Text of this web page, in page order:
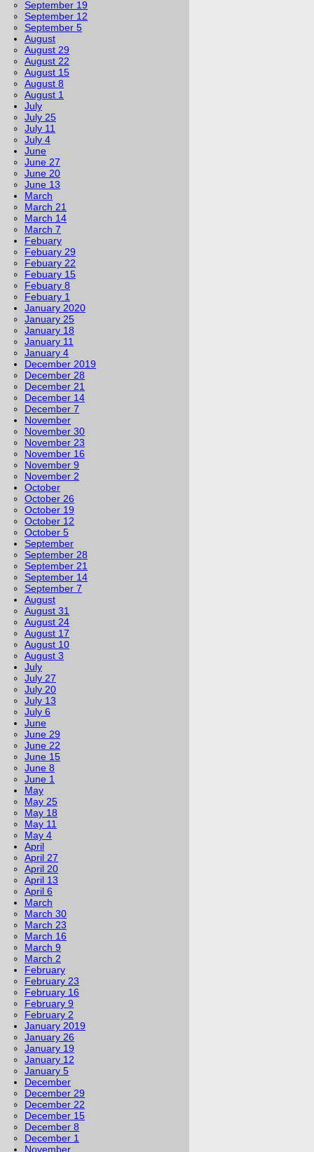
September 19
September 12
September 5
August
August 29
August 22
August 15
August 8
August 1
July
July 25
July 11
July 4
June
June 27
June 20
June 13
March
March 21
March 14
March 7
Febuary
Febuary 29
Febuary 22
Febuary 15
Febuary 8
Febuary 1
January 2020
January 25
January 18
January 11
January 4
December 2019
December 28
December 21
December 14
December 7
November
November 30
November 23
November 16
November 9
November 2
October
October 26
October 19
October 12
October 5
September
September 28
September 21
September 14
September 7
August
August 31
August 24
August 17
August 10
August 3
July
July 27
July 20
July 13
July 6
June
June 29
June 22
June 15
June 8
June 1
May
May 25
May 18
May 11
May 4
April
April 27
April 20
April 13
April 6
March
March 30
March 23
March 16
March 9
March 2
February
February 23
February 16
February 9
February 2
January 2019
January 26
January 19
January 12
January 5
December
December 29
December 22
December 15
December 8
December 1
November